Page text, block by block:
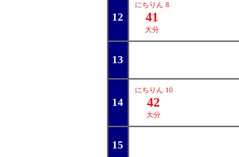
12
にちりん 8
41
大分
13
14
にちりん 10
42
大分
15